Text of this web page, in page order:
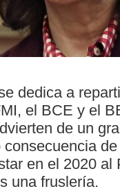
dedica a
el BCE y el
de un
en el 2020 al
una fruslería.